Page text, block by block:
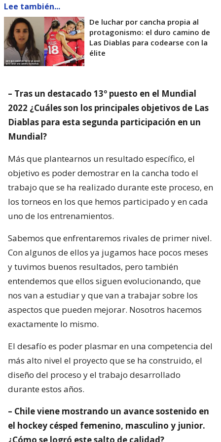
Lee también...
De luchar por cancha propia al
protagonismo: el duro camino de
Las Diablas para codearse con la
élite
– Tras un destacado 13º puesto en el Mundial
2022 ¿Cuáles son los principales objetivos de Las
Diablas para esta segunda participación en un
Mundial?
Más que plantearnos un resultado específico, el
objetivo es poder demostrar en la cancha todo el
trabajo que se ha realizado durante este proceso, en
los torneos en los que hemos participado y en cada
uno de los entrenamientos.
Sabemos que enfrentaremos rivales de primer nivel.
Con algunos de ellos ya jugamos hace pocos meses
y tuvimos buenos resultados, pero también
entendemos que ellos siguen evolucionando, que
nos van a estudiar y que van a trabajar sobre los
aspectos que pueden mejorar. Nosotros hacemos
exactamente lo mismo.
El desafío es poder plasmar en una competencia del
más alto nivel el proyecto que se ha construido, el
diseño del proceso y el trabajo desarrollado
durante estos años.
– Chile viene mostrando un avance sostenido en
el hockey césped femenino, masculino y junior.
¿Cómo se logró este salto de calidad?